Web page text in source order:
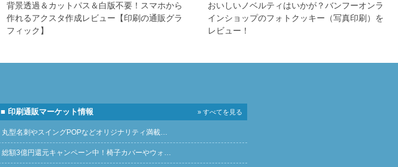
背景透過＆カットパス＆白版不要！スマホから
作れるアクスタ作成レビュー【印刷の通販グラ
フィック】
おいしいノベルティはいかが？バンフーオンラ
インショップのフォトクッキー（写真印刷）を
レビュー！
■ 印刷通販マーケット情報 » すべてを見る
丸型名刺やスイングPOPなどオリジナリティ満載…
総額3億円還元キャンペーン中！椅子カバーやウォ…